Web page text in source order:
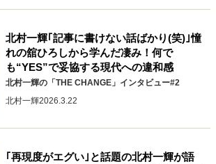
変革の原動力
次世代へのバトン
方 一流のルーティン
20代の現在地
北村一輝｢記事に書けない話ばかり(笑)｣憧
れの舘ひろしから学んだ凄み！何で
も“YES”で妥協する現代への違和感
北村一輝の「THE CHANGE」インタビュー#2
北村一輝2026.3.22
｢再現度がエグい｣と話題の北村一輝が語